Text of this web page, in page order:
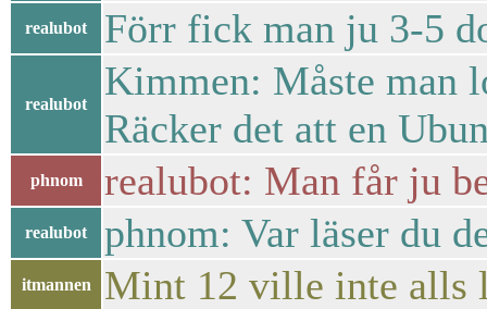
realubot Förr fick man ju 3-5
realubot
Kimmen: Måste man
Räcker det att en
phnom realubot: Man får ju
realubot phnom: Var läser du
itmannen Mint 12 ville inte alls